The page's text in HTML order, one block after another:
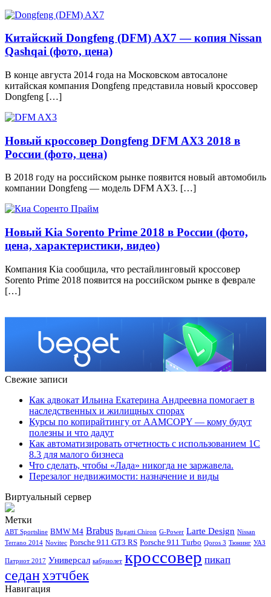
Китайский Dongfeng (DFM) AX7 — копия Nissan
Qashqai (фото, цена)
В конце августа 2014 года на Московском автосалоне
китайская компания Dongfeng представила новый кроссовер
Dongfeng […]
Новый кроссовер Dongfeng DFM AX3 2018 в
России (фото, цена)
В 2018 году на российском рынке появится новый автомобиль
компании Dongfeng — модель DFM AX3. […]
Новый Kia Sorento Prime 2018 в России (фото,
цена, характеристики, видео)
Компания Kia сообщила, что рестайлинговый кроссовер
Sorento Prime 2018 появится на российском рынке в феврале
[…]
Свежие записи
Как адвокат Ильина Екатерина Андреевна помогает в
наследственных и жилищных спорах
Курсы по копирайтингу от AAMCOPY — кому будут
полезны и что дадут
Как автоматизировать отчетность с использованием 1С
8.3 для малого бизнеса
Что сделать, чтобы «Лада» никогда не заржавела.
Перезалог недвижимости: назначение и виды
Виртуальный сервер
Метки
ABT Sportsline BMW M4 Brabus Bugatti Chiron G-Power Larte Design Nissan
Terrano 2014 Novitec Porsche 911 GT3 RS Porsche 911 Turbo Qoros 3 Тюнинг УАЗ
Патриот 2017 Универсал кабриолет кроссовер пикап
седанхэтчбек
Навигация